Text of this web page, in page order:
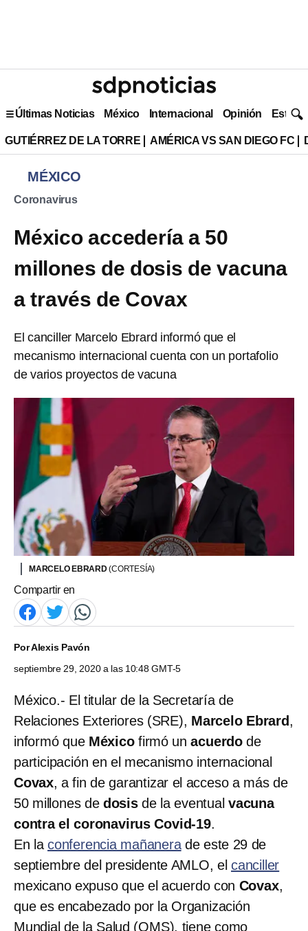
Últimas Noticias México Internacional Opinión Estilo
GUTIÉRREZ DE LA TORRE AMÉRICA VS SAN DIEGO FC
MÉXICO
Coronavirus
México accedería a 50
millones de dosis de vacuna
a través de Covax
El canciller Marcelo Ebrard informó que el
mecanismo internacional cuenta con un portafolio
de varios proyectos de vacuna
MARCELO EBRARD(CORTESÍA)
Compartir en
PorAlexis Pavón
septiembre 29, 2020 a las 10:48 GMT-5
México.- El titular de la Secretaría de
Relaciones Exteriores (SRE), Marcelo Ebrard ,
informó que Méxicofirmó unacuerdo de
participación en el mecanismo internacional
Covax, a fin de garantizar el acceso a más de
50 millones de dosisde la eventualvacuna
contra el coronavirus Covid-19.
En la conferencia mañanerade este 29 de
septiembre del presidente AMLO, el canciller
mexicano expuso que el acuerdo con Covax,
que es encabezado por la Organización
Mundial de la Salud (OMS), tiene como